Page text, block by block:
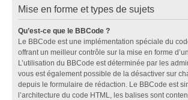
Mise en forme et types de sujets
Qu’est-ce que le BBCode ?
Le BBCode est une implémentation spéciale du
offrant un meilleur contrôle sur la mise en forme
L’utilisation du BBCode est déterminée par les
vous est également possible de la désactiver sur
depuis le formulaire de rédaction. Le BBCode est
l’architecture du code HTML, les balises sont